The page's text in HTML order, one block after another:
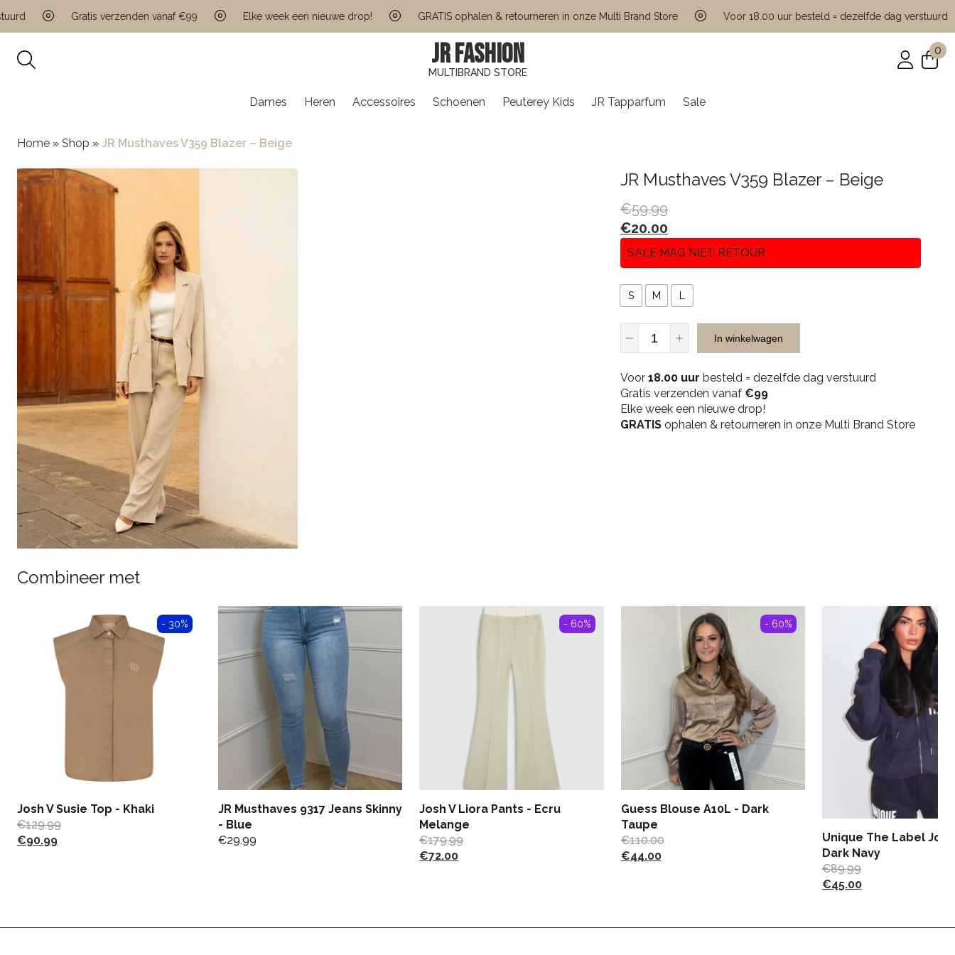
Gratis verzenden vanaf €99 Elke week een nieuwe drop! GRATIS ophalen & retourneren in onze Multi Brand Store Voor 18.00 uur besteld = dezelfde dag verstuurd
JR FASHION
MULTIBRAND STORE
0
Dames Heren Accessoires Schoenen Peuterey Kids JR Tapparfum Sale
Home » Shop » JR Musthaves V359 Blazer – Beige
JR Musthaves V359 Blazer – Beige
€59.99
€20.00
SALE MAG NIET RETOUR
S M
Musthaves
Blazer
-
Beige
quantity
In winkelwagen
Voor 18.00 uur besteld = dezelfde dag verstuurd
Gratis verzenden vanaf €99
Elke week een nieuwe drop!
GRATIS ophalen & retourneren in onze Multi Brand Store
Combineer met
- 30%
Josh V Susie Top - Khaki
€129.99
€90.99
JR Musthaves 9317 Jeans Skinny
- Blue
€29.99
- 60%
Josh V Liora Pants - Ecru
Melange
€179.99
€72.00
- 60%
Guess Blouse A10L - Dark
Taupe
€110.00
€44.00
Unique The Label
Dark Navy
€89.99
€45.00